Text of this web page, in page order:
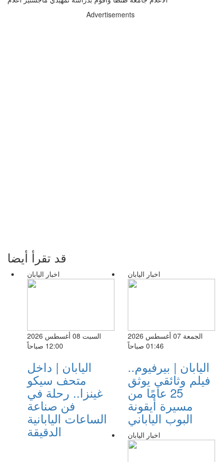
Advertisements
قد تقرأ أيضا
اخبار اليابان
السبت 08 أغسطس 2026
12:00 صباحاً
اليابان | داخل
متحف سيكو
غينزا.. رحلة في
فن صناعة
الساعات اليابانية
الدقيقة
اخبار اليابان
الجمعة 07 أغسطس 2026
01:46 صباحاً
اليابان | بيرفيوم..
فيلم وثائقي يوثق
25 عامًا من
مسيرة أيقونة
البوب الياباني
اخبار اليابان